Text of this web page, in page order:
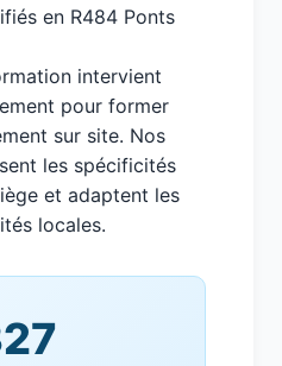
en R484 Ponts
intervient
pour former
sur site. Nos
les spécificités
et adaptent les
locales.